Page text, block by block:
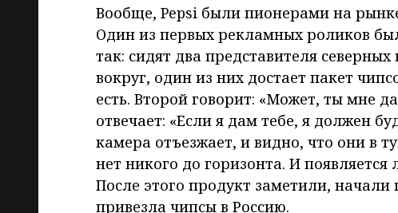
Вообще, Pepsi были пионерами на
Один из первых рекламных роликов
так: сидят два представителя
вокруг, один из них достает пакет
есть. Второй говорит: «Может, ты мне
отвечает: «Если я дам тебе, я должен
камера отъезжает, и видно, что они в
нет никого до горизонта. И
После этого продукт заметили, начали
привезла чипсы в Россию.